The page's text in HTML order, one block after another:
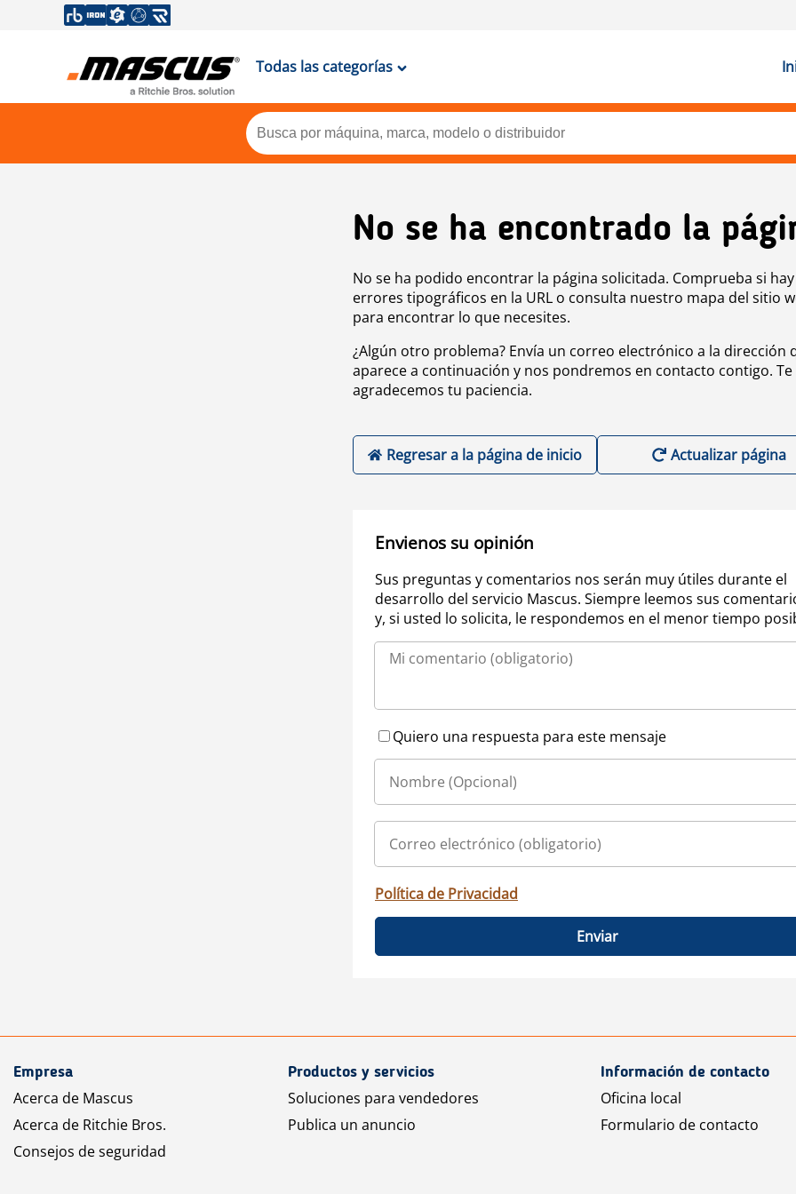
Todas las categorías
No se ha encontrado la
No se ha podido encontrar la página solicitada. Comprueba si hay
errores tipográficos en la URL o consulta nuestro mapa del sitio
para encontrar lo que necesites.
¿Algún otro problema? Envía un correo electrónico a la dirección
aparece a continuación y nos pondremos en contacto contigo. Te
agradecemos tu paciencia.
Regresar a la página de inicio Actualizar página
Envienos su opinión
Sus preguntas y comentarios nos serán muy útiles durante el
desarrollo del servicio Mascus. Siempre leemos sus
y, si usted lo solicita, le respondemos en el menor tiempo
Quiero una respuesta para este mensaje
Política de Privacidad
Enviar
Empresa
Acerca de Mascus
Acerca de Ritchie Bros.
Consejos de seguridad
Productos y servicios
Soluciones para vendedores
Publica un anuncio
Información de contacto
Oficina local
Formulario de contacto